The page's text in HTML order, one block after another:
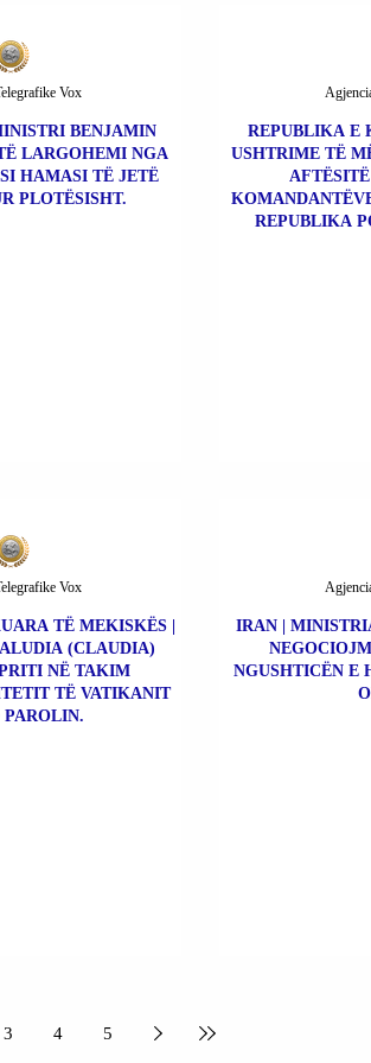
BENJAMIN
LARGOHEMI NGA
HAMASI TË JETË
PLOTËSISHT.
Vox
REPUBLIKA E
USHTRIME TË
REPUBLIKA
TË MEKISKËS |
(CLAUDIA)
NË TAKIM
TË VATIKANIT
PAROLIN.
Vox
IRAN |
NGUSHTICËN E
3 4 5